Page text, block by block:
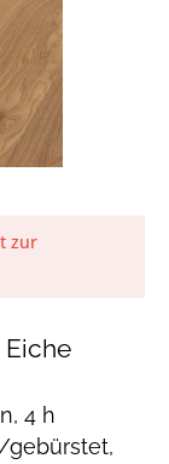
zur
Eiche
4 h
gebürstet,